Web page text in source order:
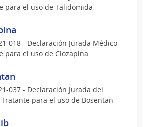
para el uso de Talidomida
018 - Declaración Jurada Médico
para el uso de Clozapina
037 - Declaración Jurada del
para el uso de Bosentan